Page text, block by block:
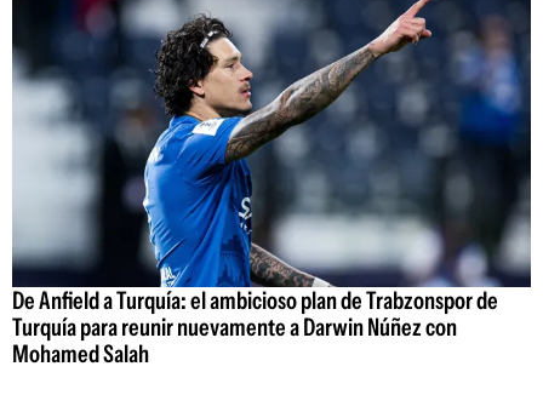
De Anfield a Turquía: el ambicioso plan de Trabzonspor de
Turquía para reunir nuevamente a Darwin Núñez con
Mohamed Salah